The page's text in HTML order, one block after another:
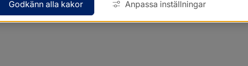
Godkänn alla kakor Anpassa inställningar